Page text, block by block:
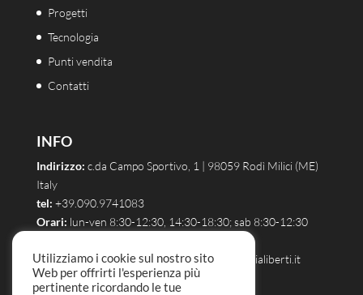
Progetti
Tecnologia
Punti vendita
Contatti
INFO
Indirizzo: c.da Campo Sportivo, 1 | 98059 Rodì Milici (ME)
Italy
tel: +39.090.9741083
Orari: lun-ven 8:30-12:30, 14:30-18:30; sab 8:30-12:30
ufficiocommerciale:commerciale@caminettialiberti.it
assistenza:assistenza@caminettialiberti.it
Utilizziamo i cookie sul nostro sito
Web per offrirti l'esperienza più
pertinente ricordando le tue